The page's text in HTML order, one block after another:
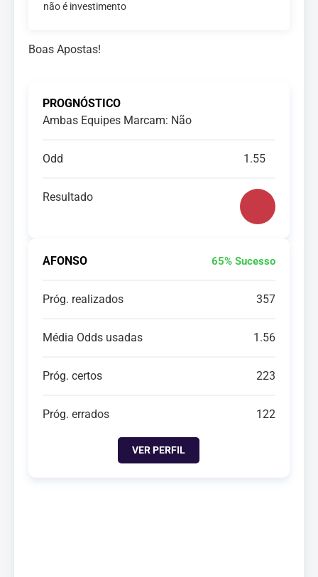
não é investimento
Boas Apostas!
PROGNÓSTICO
Ambas Equipes Marcam: Não
Odd 1.55
Resultado
AFONSO 65% Sucesso
Próg. realizados 357
Média Odds usadas 1.56
Próg. certos 223
Próg. errados 122
VER PERFIL